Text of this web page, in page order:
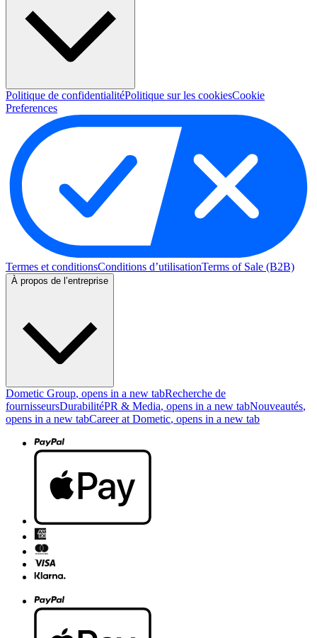
Politique de confidentialitéPolitique sur les cookiesCookie
Preferences
Termes et conditionsConditions d’utilisationTerms of Sale (B2B)
À propos de l’entreprise
Dometic Group, opens in a new tabRecherche de
fournisseursDurabilitéPR & Media, opens in a new tabNouveautés,
opens in a new tabCareer at Dometic, opens in a new tab